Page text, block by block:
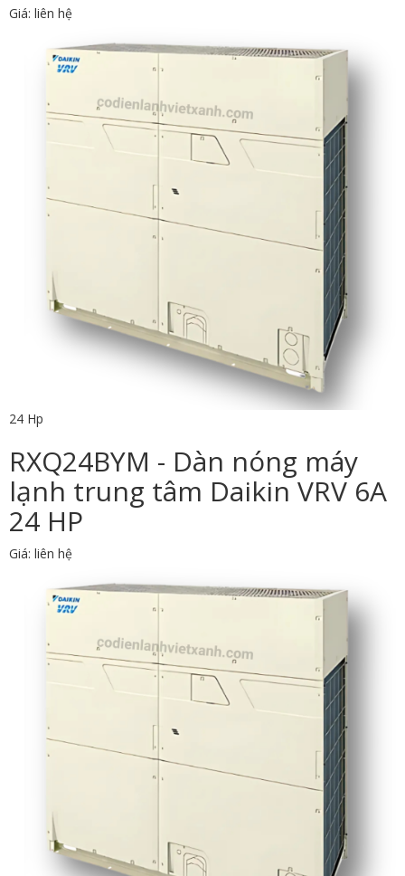
Giá: liên hệ
24 Hp
RXQ24BYM - Dàn nóng máy
lạnh trung tâm Daikin VRV 6A
24 HP
Giá: liên hệ